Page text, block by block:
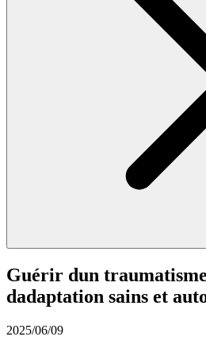
Guérir dun
dadaptation sains et
2025/06/09